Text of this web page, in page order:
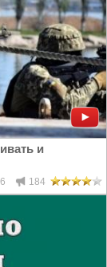
и
184